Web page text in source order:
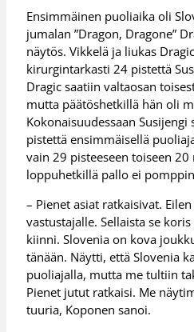
Ensimmäinen puoliaika oli
jumalan ”Dragon, Dragone”
näytös. Vikkelä ja liukas
kirurgintarkasti 24 pistettä
Dragic saatiin valtaosan
mutta päätöshetkillä hän oli
Kokonaisuudessaan
pistettä ensimmäisellä
vain 29 pisteeseen toiseen
loppuhetkillä pallo ei
– Pienet asiat ratkaisivat.
vastustajalle. Sellaista se
kiinni. Slovenia on kova
tänään. Näytti, että Slovenia
puoliajalla, mutta me tultiin
Pienet jutut ratkaisi. Me
tuuria, Koponen sanoi.